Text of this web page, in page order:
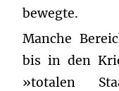
bewegte.
Manche
bis in den
»totalen